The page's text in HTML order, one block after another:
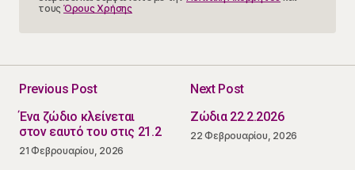
τους Όρους Χρήσης
Previous Post
Ένα ζώδιο κλείνεται
στον εαυτό του στις 21.2
21 Φεβρουαρίου, 2026
Next Post
Ζώδια 22.2.2026
22 Φεβρουαρίου, 2026